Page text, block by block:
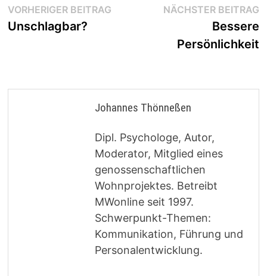
Beitragsnavigation
VORHERIGER BEITRAG Vorheriger
Unschlagbar?
NÄCHSTER BEITRAG
Bessere
Persönlichkeit
Johannes Thönneßen
Dipl. Psychologe, Autor,
Moderator, Mitglied eines
genossenschaftlichen
Wohnprojektes. Betreibt
MWonline seit 1997.
Schwerpunkt-Themen:
Kommunikation, Führung und
Personalentwicklung.